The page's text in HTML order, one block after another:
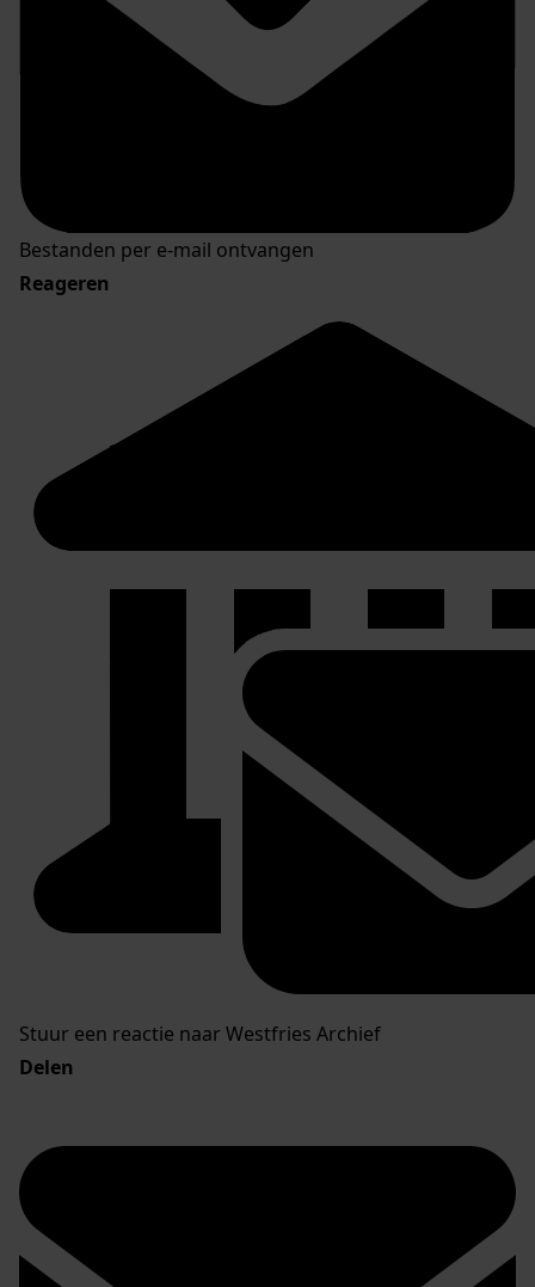
Bestanden per e-mail ontvangen
Reageren
Stuur een reactie naar Westfries Archief
Delen